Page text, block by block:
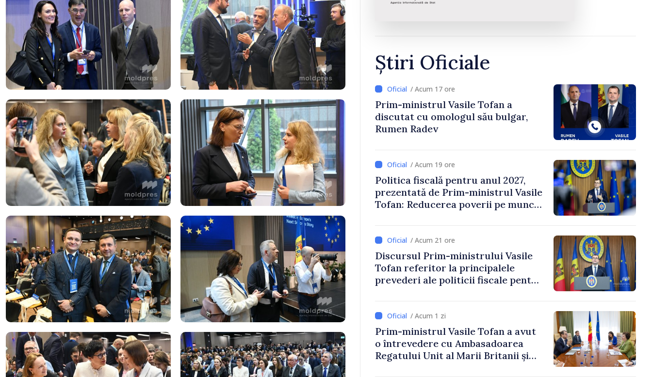
Știri Oficiale
/ Acum 17 ore
Prim-ministrul Vasile Tofan a
discutat cu omologul său bulgar,
Rumen Radev
/ Acum 19 ore
Politica fiscală pentru anul 2027,
prezentată de Prim-ministrul Vasile
Tofan: Reducerea poverii pe muncă,
/ Acum 21 ore
Discursul Prim-ministrului Vasile
Tofan referitor la principalele
prevederi ale politicii fiscale pentru
/ Acum 1 zi
Prim-ministrul Vasile Tofan a avut
o întrevedere cu Ambasadoarea
Regatului Unit al Marii Britanii și